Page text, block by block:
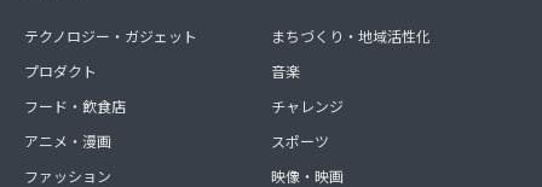
テクノロジー・ガジェット
プロダクト
フード・飲食店
アニメ・漫画
ファッション
まちづくり・地域活性化
音楽
チャレンジ
スポーツ
映像・映画